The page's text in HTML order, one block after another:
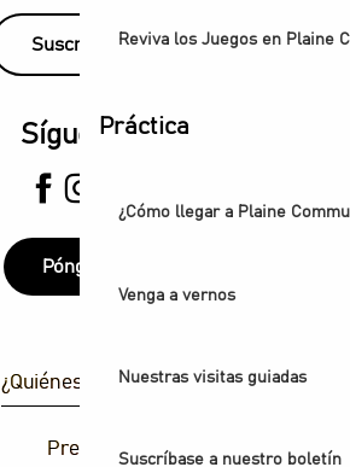
Reviva los Juegos en Plaine
Práctica
¿Cómo llegar a Plaine
Venga a vernos
Nuestras visitas guiadas
Suscríbase a nuestro boletín
Suscríbase
Síguenos
Póngase
¿Quiénes somos?
Prensa